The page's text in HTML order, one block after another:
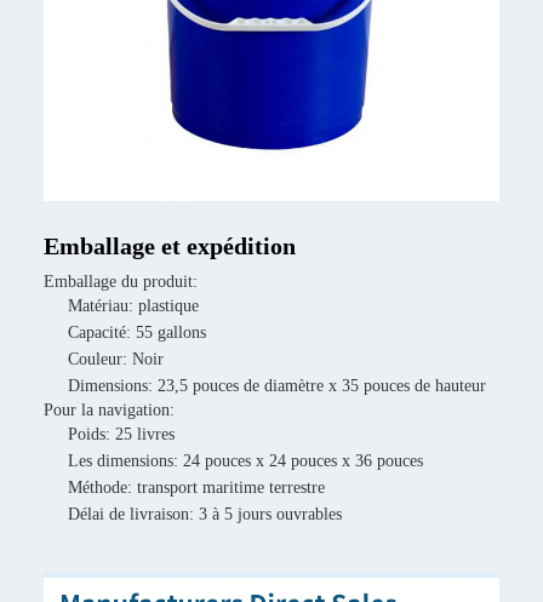
Emballage et expédition
Emballage du produit:
Matériau: plastique
Capacité: 55 gallons
Couleur: Noir
Dimensions: 23,5 pouces de diamètre x 35 pouces de hauteur
Pour la navigation:
Poids: 25 livres
Les dimensions: 24 pouces x 24 pouces x 36 pouces
Méthode: transport maritime terrestre
Délai de livraison: 3 à 5 jours ouvrables